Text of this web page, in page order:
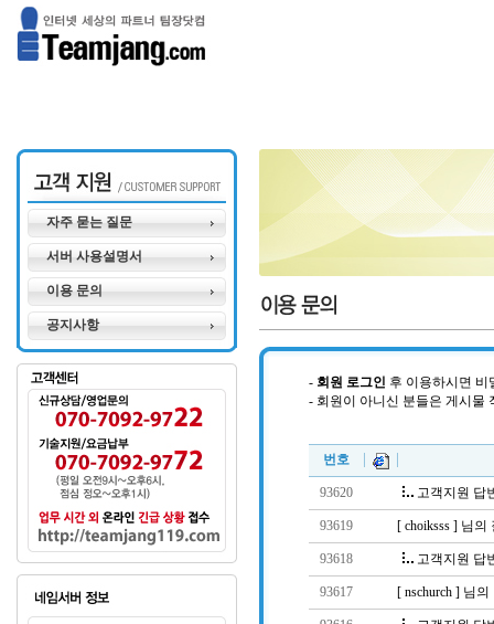
자주 묻는 질문
서버 사용설명서
이용 문의
공지사항
- 회원 로그인 후 이용하시면 비
- 회원이 아니신 분들은 게시물
번호
93620 고객지원 답
93619 [ choiksss ] 님의
93618 고객지원 답
93617 [ nschurch ] 님